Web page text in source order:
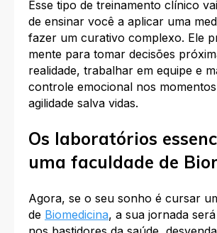
Esse tipo de treinamento clínico
de ensinar você a aplicar uma
fazer um curativo complexo. Ele
mente para tomar decisões
realidade, trabalhar em equipe e
controle emocional nos
agilidade salva vidas.
Os laboratórios
uma faculdade de
Agora, se o seu sonho é cursar
de Biomedicina, a sua jornada